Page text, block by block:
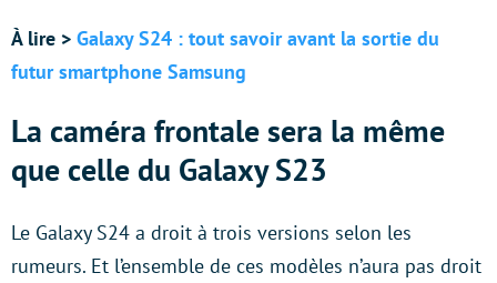
À lire > Galaxy S24 : tout savoir avant la sortie du
futur smartphone Samsung
La caméra frontale sera la même
que celle du Galaxy S23
Le Galaxy S24 a droit à trois versions selon les
rumeurs. Et l’ensemble de ces modèles n’aura pas droit